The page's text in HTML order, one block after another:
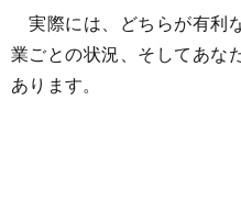
実際には、どちらが有利
業ごとの状況、そしてあな
あります。